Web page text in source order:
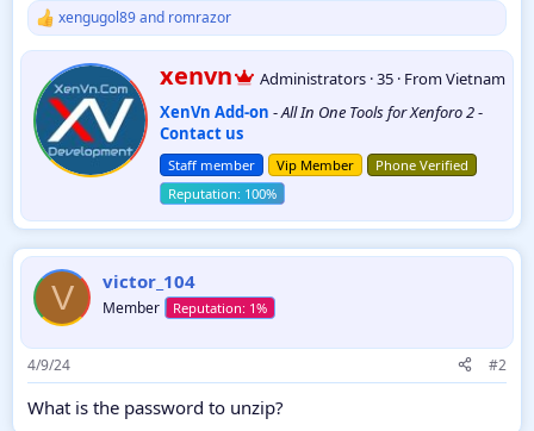
R
t
i
o
n
xengugol89and romrazor
W
r
i
t
t
e
n
b
xenvn Administrators ·35 · FromVietnam
XenVn Add-on -All In One Tools for Xenforo 2-
Contact us
Staff member Vip Member Phone Verified
V victor_104
Member
4/9/24 #2
What is the password to unzip?